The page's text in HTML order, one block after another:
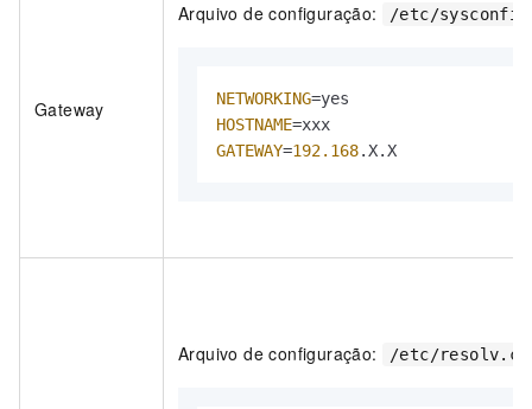
Gateway
Arquivo de configuração: /etc/
NETWORKING
HOSTNAME
GATEWAY=192.168.X.X
Arquivo de configuração: /etc/